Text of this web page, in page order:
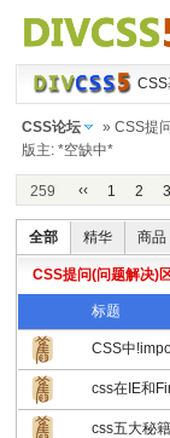
CSS
CSS论坛
» CSS提
版主: *空缺中*
259 ‹‹ 1 2 3
全部 精华 商品
CSS提问(问题解决)
标题
CSS中
css在IE和
css五大秘